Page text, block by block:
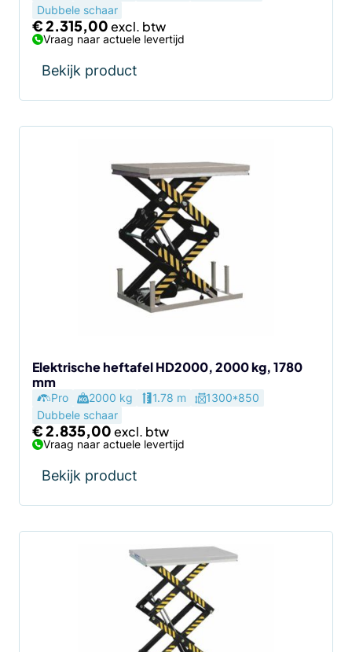
Dubbele schaar
€2.315,00
Vraag naar actuele levertijd
Bekijk product
Elektrische heftafel HD2000, 2000 kg, 1780
mm
Pro 2000 kg 1.78 m
1300*850
Dubbele schaar
€2.835,00
Vraag naar actuele levertijd
Bekijk product